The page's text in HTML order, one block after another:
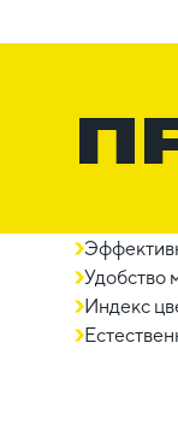
Удобство
Индекс